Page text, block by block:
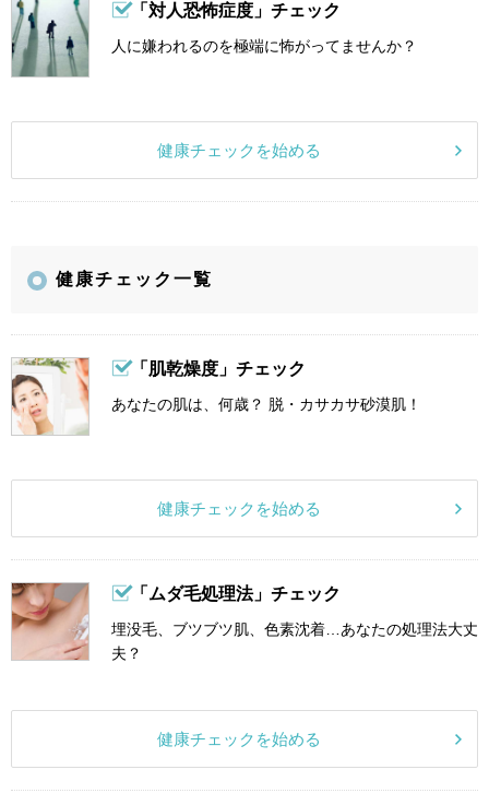
「対人恐怖症度」チェック
人に嫌われるのを極端に怖がってませんか？
健康チェックを始める
健康チェック一覧
「肌乾燥度」チェック
あなたの肌は、何歳？ 脱・カサカサ砂漠肌！
健康チェックを始める
「ムダ毛処理法」チェック
埋没毛、ブツブツ肌、色素沈着…あなたの処理法大丈
夫？
健康チェックを始める